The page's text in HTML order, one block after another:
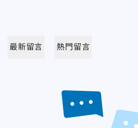
最新留言 熱門留言